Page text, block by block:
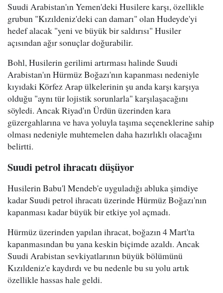
Suudi Arabistan'ın Yemen'deki Husilere karşı, özellikle
grubun "Kızıldeniz'deki can damarı" olan Hudeyde'yi
hedef alacak "yeni ve büyük bir saldırısı" Husiler
açısından ağır sonuçlar doğurabilir.
Bohl, Husilerin gerilimi artırması halinde Suudi
Arabistan'ın Hürmüz Boğazı'nın kapanması nedeniyle
kıyıdaki Körfez Arap ülkelerinin şu anda karşı karşıya
olduğu "aynı tür lojistik sorunlarla" karşılaşacağını
söyledi. Ancak Riyad'ın Ürdün üzerinden kara
güzergahlarına ve hava yoluyla taşıma seçeneklerine sahip
olması nedeniyle muhtemelen daha hazırlıklı olacağını
belirtti.
Suudi petrol ihracatı düşüyor
Husilerin Babu'l Mendeb'e uyguladığı abluka şimdiye
kadar Suudi petrol ihracatı üzerinde Hürmüz Boğazı'nın
kapanması kadar büyük bir etkiye yol açmadı.
Hürmüz üzerinden yapılan ihracat, boğazın 4 Mart'ta
kapanmasından bu yana keskin biçimde azaldı. Ancak
Suudi Arabistan sevkiyatlarının büyük bölümünü
Kızıldeniz'e kaydırdı ve bu nedenle bu su yolu artık
özellikle hassas hale geldi.